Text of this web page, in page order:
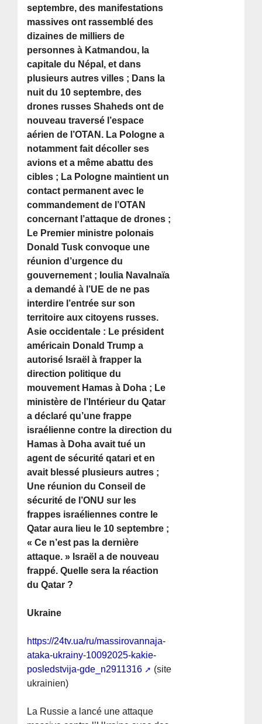
septembre, des manifestations
massives ont rassemblé des
dizaines de milliers de
personnes à Katmandou, la
capitale du Népal, et dans
plusieurs autres villes ; Dans la
nuit du 10 septembre, des
drones russes Shaheds ont de
nouveau traversé l’espace
aérien de l’OTAN. La Pologne a
notamment fait décoller ses
avions et a même abattu des
cibles ; La Pologne maintient un
contact permanent avec le
commandement de l’OTAN
concernant l’attaque de drones ;
Le Premier ministre polonais
Donald Tusk convoque une
réunion d’urgence du
gouvernement ; Ioulia Navalnaïa
a demandé à l’UE de ne pas
interdire l’entrée sur son
territoire aux citoyens russes.
Asie occidentale : Le président
américain Donald Trump a
autorisé Israël à frapper la
direction politique du
mouvement Hamas à Doha ; Le
ministère de l’Intérieur du Qatar
a déclaré qu’une frappe
israélienne contre la direction du
Hamas à Doha avait tué un
agent de sécurité qatari et en
avait blessé plusieurs autres ;
Une réunion du Conseil de
sécurité de l’ONU sur les
frappes israéliennes contre le
Qatar aura lieu le 10 septembre ;
« Ce n’est pas la dernière
attaque. » Israël a de nouveau
frappé. Quelle sera la réaction
du Qatar ?
Ukraine
https://24tv.ua/ru/massirovannaja-
ataka-ukrainy-10092025-kakie-
posledstvija-gde_n2911316
(site
ukrainien)
La Russie a lancé une attaque